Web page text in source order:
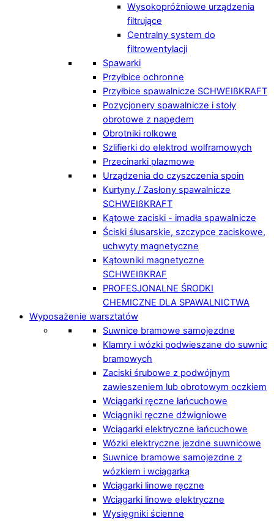
Wysokopróżniowe urządzenia
filtrujące
Centralny system do
filtrowentylacji
Spawarki
Przyłbice ochronne
Przyłbice spawalnicze SCHWEIßKRAFT
Pozycjonery spawalnicze i stoły
obrotowe z napędem
Obrotniki rolkowe
Szlifierki do elektrod wolframowych
Przecinarki plazmowe
Urządzenia do czyszczenia spoin
Kurtyny / Zasłony spawalnicze
SCHWEIßKRAFT
Kątowe zaciski - imadła spawalnicze
Ściski ślusarskie, szczypce zaciskowe,
uchwyty magnetyczne
Kątowniki magnetyczne
SCHWEIßKRAF
PROFESJONALNE ŚRODKI
CHEMICZNE DLA SPAWALNICTWA
Wyposażenie warsztatów
Suwnice bramowe samojezdne
Klamry i wózki podwieszane do suwnic
bramowych
Zaciski śrubowe z podwójnym
zawieszeniem lub obrotowym oczkiem
Wciągarki ręczne łańcuchowe
Wciągniki ręczne dźwigniowe
Wciągarki elektryczne łańcuchowe
Wózki elektryczne jezdne suwnicowe
Suwnice bramowe samojezdne z
wózkiem i wciągarką
Wciągarki linowe ręczne
Wciągarki linowe elektryczne
Wysięgniki ścienne